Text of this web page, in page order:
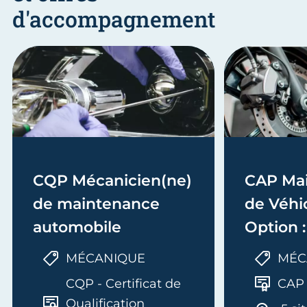
d'accompagnement
CQP Mécanicien(ne)
de maintenance
automobile
MÉCANIQUE
CQP - Certificat de
Qualification
CAP
de
Option
CAP